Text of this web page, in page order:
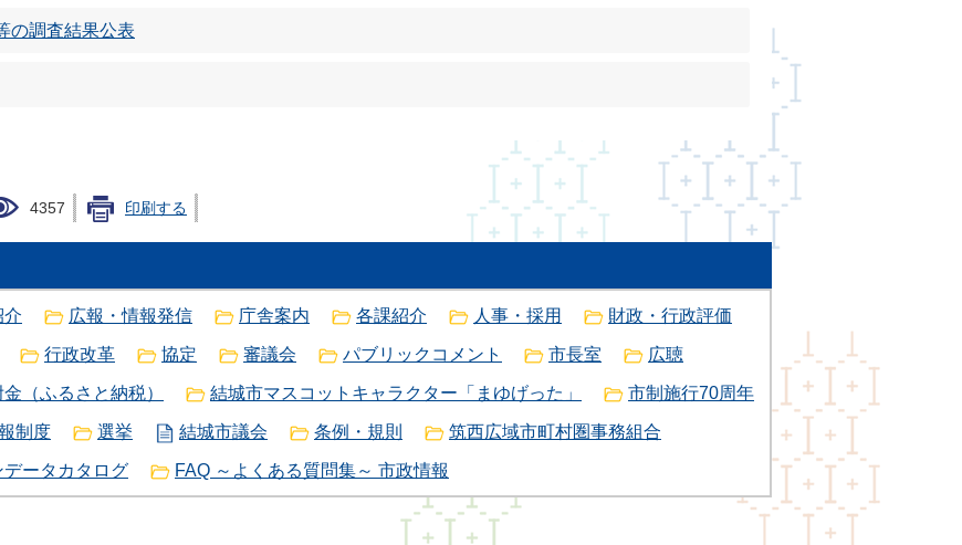
の調査結果公表
4357 印刷する
介 広報・情報発信 庁舎案内 各課紹介 人事・採用 財政・行政評価
行政改革 協定 審議会 パブリックコメント 市長室 広聴
（ふるさと納税） 結城市マスコットキャラクター「まゆげった」 市制施行70周年
制度 選挙 結城市議会 条例・規則 筑西広域市町村圏事務組合
データカタログ FAQ ～よくある質問集～ 市政情報